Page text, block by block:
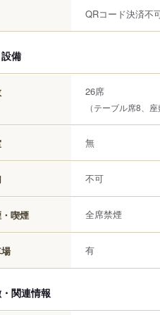
QRコード決済不
備
26席
（テーブル席8、座
無
不可
喫煙 全席禁煙
有
関連情報